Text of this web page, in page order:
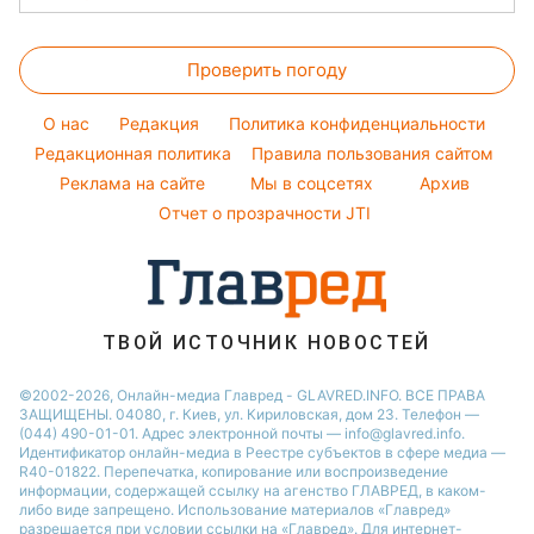
Настя Каменских
Виталий Козловский
Потап
София Ротару
Простые блюда
Легкие десерты
Напитки
Новости Львова
Новости Полтавы
Новости Днепра
Новости Сум
Новости Тернополя
Новости Черкассы
Новости Одессы
Новости Ровно
Тесты по картинке
Оптические иллюзии
Народные приметы
Все о шоу-бизнесе
Проверить погоду
O нас Редакция
Политика конфиденциальности
Редакционная политика
Правила пользования сайтом
Реклама на сайте
Мы в соцсетях
Архив
Отчет о прозрачности JTI
ТВОЙ ИСТОЧНИК НОВОСТЕЙ
©2002-2026, Онлайн-медиа Главред - GLAVRED.INFO. ВСЕ ПРАВА
ЗАЩИЩЕНЫ. 04080, г. Киев, ул. Кириловская, дом 23. Телефон —
(044) 490-01-01. Адрес электронной почты — info@glavred.info.
Идентификатор онлайн-медиа в Реестре cубъектов в сфере медиа —
R40-01822. Перепечатка, копирование или воспроизведение
информации, содержащей ссылку на агенство ГЛАВРЕД, в каком-
либо виде запрещено. Использование материалов «Главред»
разрешается при условии ссылки на «Главред». Для интернет-